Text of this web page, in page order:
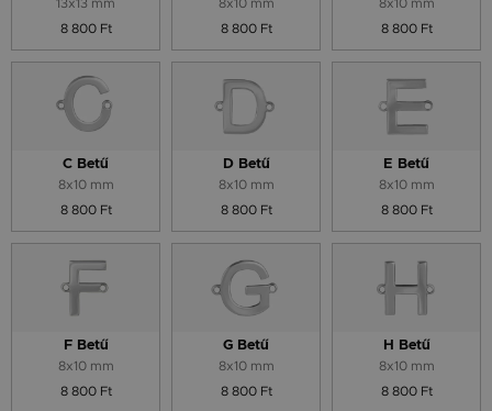
8 800 Ft
8 800 Ft
8 800 Ft
C Betű
8x10 mm
8 800 Ft
D Betű
8x10 mm
8 800 Ft
E Betű
8x10 mm
8 800 Ft
F Betű
8x10 mm
8 800 Ft
G Betű
8x10 mm
8 800 Ft
H Betű
8x10 mm
8 800 Ft